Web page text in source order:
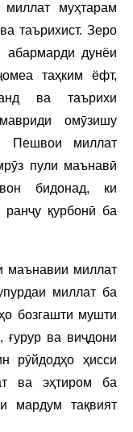
муҳтарам
таърихист. Зеро
абармарди дунёи
таҳким ёфт,
ва таърихи
омӯзишу
Пешвои миллат
пули маънавӣ
бидонад, ки
ранҷу қурбонӣ ба
маънавии миллат
миллат ба
бозгашти мушти
ғурур ва виҷдони
рӯйдодҳо ҳисси
ва эҳтиром ба
мардум тақвият